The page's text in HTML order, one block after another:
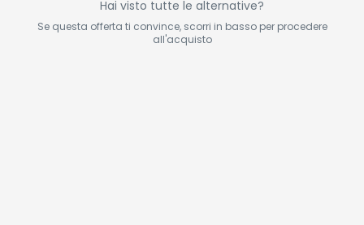
Hai visto tutte le alternative?
Se questa offerta ti convince, scorri in basso per procedere
all'acquisto